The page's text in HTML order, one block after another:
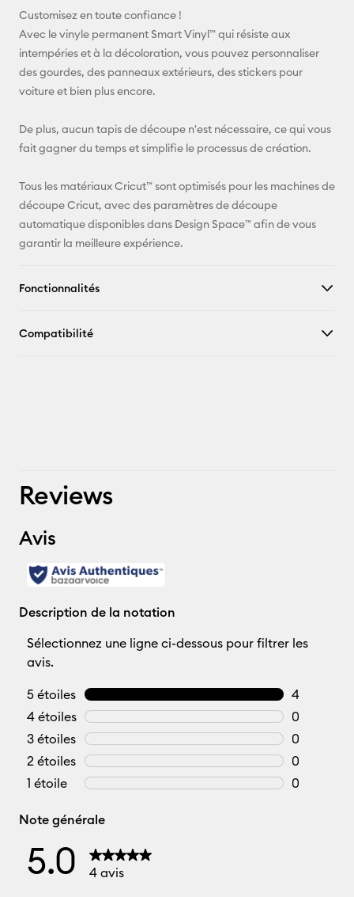
Pinterest
Customisez en toute confiance !
Avec le vinyle permanent Smart Vinyl™ qui résiste aux
intempéries et à la décoloration, vous pouvez personnaliser
des gourdes, des panneaux extérieurs, des stickers pour
voiture et bien plus encore.
De plus, aucun tapis de découpe n'est nécessaire, ce qui vous
fait gagner du temps et simplifie le processus de création.
Tous les matériaux Cricut™ sont optimisés pour les machines de
découpe Cricut, avec des paramètres de découpe
automatique disponibles dans Design Space™ afin de vous
garantir la meilleure expérience.
Fonctionnalités
Compatibilité
Reviews